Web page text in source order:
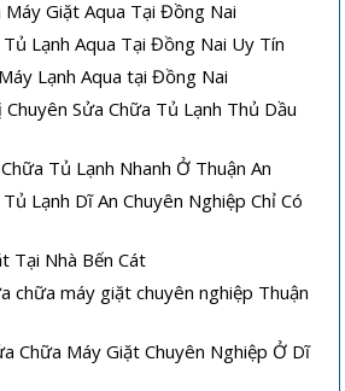
Máy Giặt Aqua Tại Đồng Nai
Lạnh Aqua Tại Đồng Nai Uy Tín
Lạnh Aqua tại Đồng Nai
Sửa Chữa Tủ Lạnh Thủ Dầu
Tủ Lạnh Nhanh Ở Thuận An
Lạnh Dĩ An Chuyên Nghiệp Chỉ Có
Tại Nhà Bến Cát
chữa máy giặt chuyên nghiệp Thuận
Chữa Máy Giặt Chuyên Nghiệp Ở Dĩ